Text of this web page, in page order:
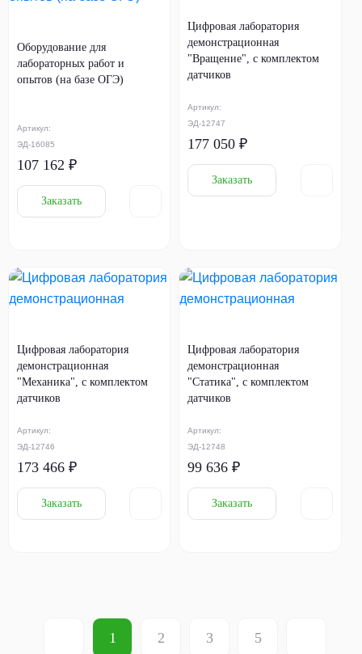
Артикул:
ЭД-16085
Оборудование для
лабораторных работ и
опытов (на базе ОГЭ)
107 162 ₽
Заказать
Артикул:
ЭД-12747
Цифровая лаборатория
демонстрационная
"Вращение", с комплектом
датчиков
177 050 ₽
Заказать
Артикул:
ЭД-12746
Цифровая лаборатория
демонстрационная
"Механика", с комплектом
датчиков
173 466 ₽
Заказать
Артикул:
ЭД-12748
Цифровая лаборатория
демонстрационная
"Статика", с комплектом
датчиков
99 636 ₽
Заказать
1 2 3 5